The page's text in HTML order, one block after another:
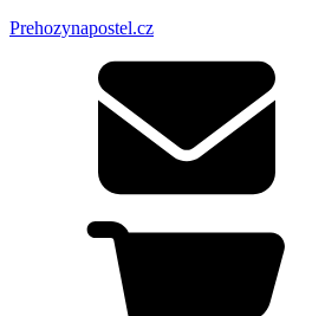
Prehozynapostel.cz